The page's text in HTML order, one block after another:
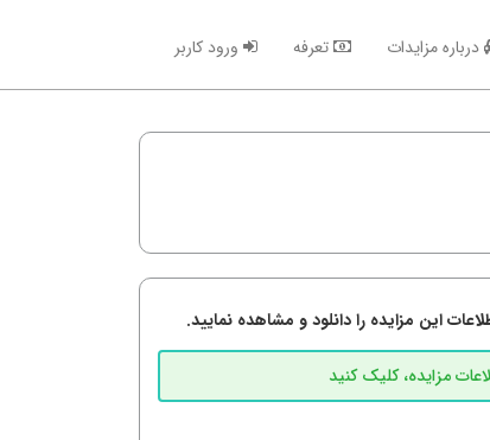
درباره مزایدات تعرفه ورود کاربر
این مزایده را دانلود و مشاهده نمایید.